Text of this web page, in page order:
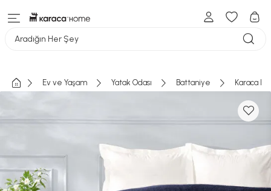
Aradığın Her Şey
Ev ve Yaşam Yatak Odası Battaniye Karaca